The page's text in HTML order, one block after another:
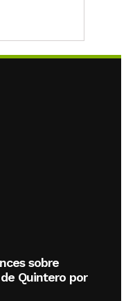
sobre
Quintero por